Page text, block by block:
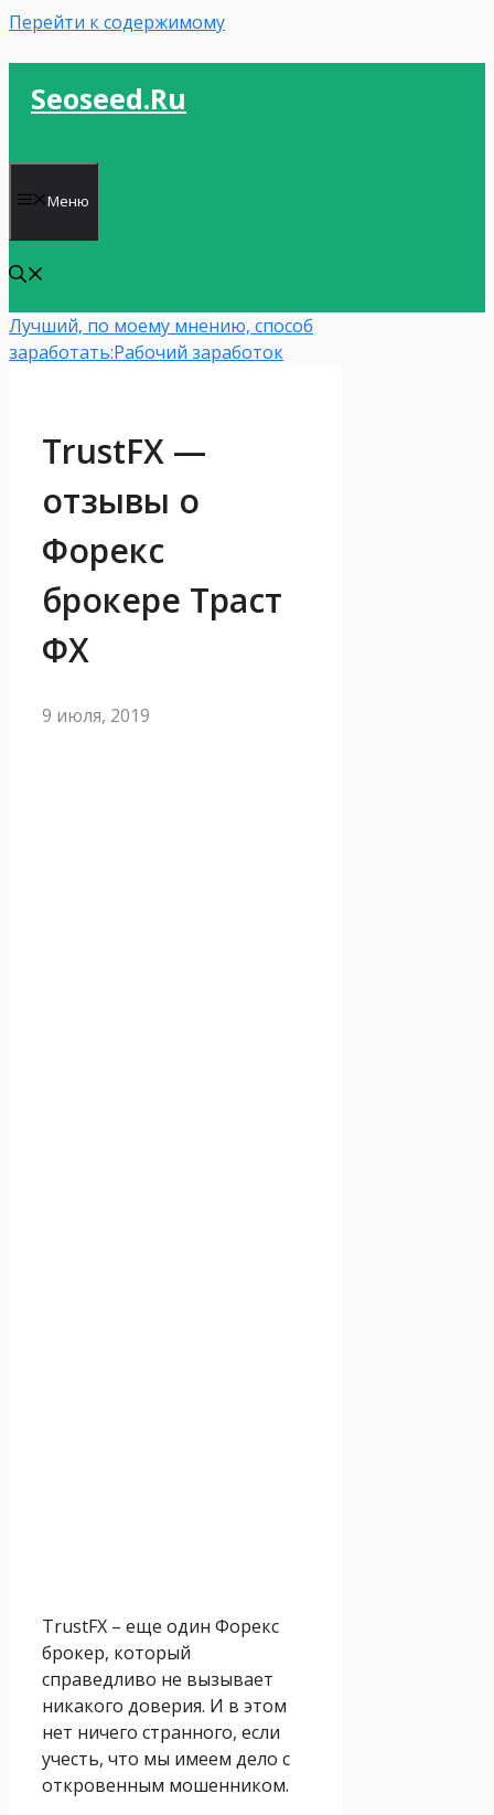
Перейти к содержимому
Seoseed.ru
Меню
Лучший, по моему мнению, способ
заработать:Рабочий заработок
TrustFX —
отзывы о
Форекс
брокере Траст
ФХ
9 июля, 2019
TrustFX – еще один Форекс
брокер, который
справедливо не вызывает
никакого доверия. И в этом
нет ничего странного, если
учесть, что мы имеем дело с
откровенным мошенником.